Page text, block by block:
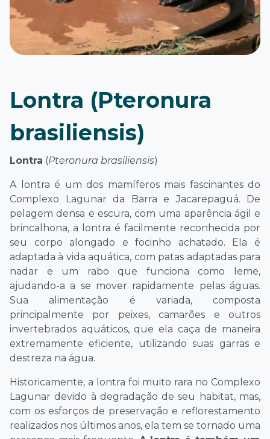
Lontra (Pteronura
brasiliensis)
Lontra (Pteronura brasiliensis)
A lontra é um dos mamíferos mais fascinantes do
Complexo Lagunar da Barra e Jacarepaguá. De
pelagem densa e escura, com uma aparência ágil e
brincalhona, a lontra é facilmente reconhecida por
seu corpo alongado e focinho achatado. Ela é
adaptada à vida aquática, com patas adaptadas para
nadar e um rabo que funciona como leme,
ajudando-a a se mover rapidamente pelas águas.
Sua alimentação é variada, composta
principalmente por peixes, camarões e outros
invertebrados aquáticos, que ela caça de maneira
extremamente eficiente, utilizando suas garras e
destreza na água.
Historicamente, a lontra foi muito rara no Complexo
Lagunar devido à degradação de seu habitat, mas,
com os esforços de preservação e reflorestamento
realizados nos últimos anos, ela tem se tornado uma